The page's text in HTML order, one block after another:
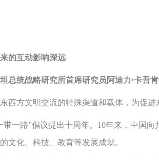
互动影响深远
战略研究所首席研究员阿迪力·卡吾肯
方文明交流的特殊渠道和载体，为促进
路”倡议提出十周年。10年来，中国向
文化、科技、教育等发展成就。